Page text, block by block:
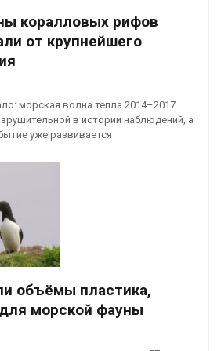
коралловых рифов
от крупнейшего
морская волна тепла 2014–2017
в истории наблюдений, а
уже развивается
объёмы пластика,
морской фауны